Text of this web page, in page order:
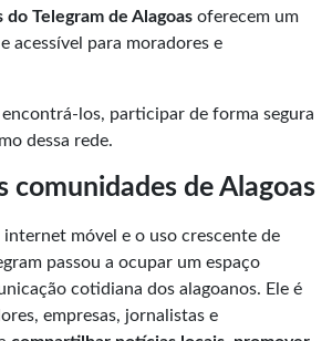
do Telegram de Alagoas oferecem um
acessível para moradores e
los, participar de forma segura
dessa rede.
comunidades de Alagoas
internet móvel e o uso crescente de
passou a ocupar um espaço
cotidiana dos alagoanos. Ele é
empresas, jornalistas e